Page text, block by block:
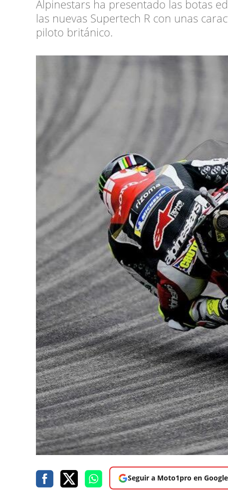
Alpinestars ha presentado las botas
las nuevas Supertech R con unas
piloto británico.
Seguir a Moto1pro en Google